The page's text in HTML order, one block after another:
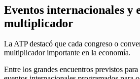
Eventos internacionales y
multiplicador
La ATP destacó que cada congreso o
multiplicador importante en la economía.
Entre los grandes encuentros previstos